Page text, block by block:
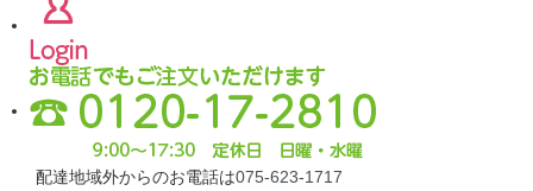
配達地域外からのお電話は075-623-1717